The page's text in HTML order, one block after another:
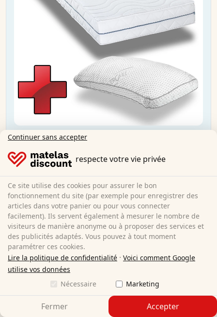
Supportho Premium 80x200 cm H2/H3 +
Supportho Oreiller viscoélastique 40x80 cm
Taille :
80 x 200 cm
Matériel :
Mousse froide
Hauteur totale :
18 cm
Degré de dureté :
119,95 €
Livraison gratuite
Disponible immédiatement
Continuer sans accepter
respecte votre vie privée
Ce site utilise des cookies pour assurer le bon
fonctionnement du site (par exemple pour enregistrer des
articles dans votre panier ou pour vous connecter
facilement). Ils servent également à mesurer le nombre de
visiteurs de manière anonyme ou à proposer des services et
des publicités adaptés. Vous pouvez à tout moment
paramétrer ces cookies.
Lire la politique de confidentialité · Voici comment Google
utilise vos données
Nécessaire
Marketing
Fermer Accepter